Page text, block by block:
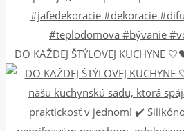
DO KAŽDEJ ŠTÝLOVEJ KUCHYNE